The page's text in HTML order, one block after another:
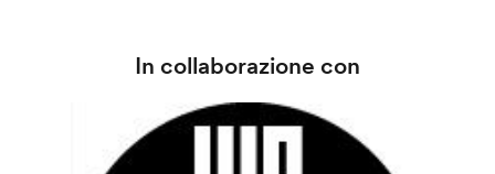
In collaborazione con